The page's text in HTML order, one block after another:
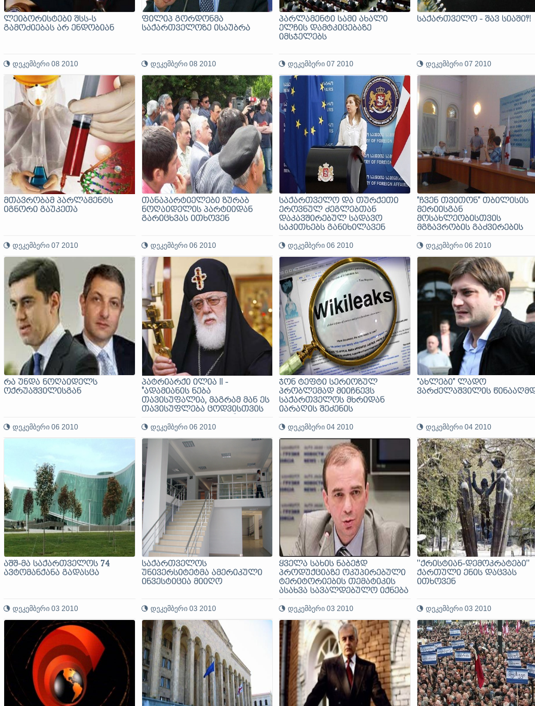
ლეიბორისტები შსს-ს
გამოძიებას არ ენდობიან
დეკემბერი 08 2010
ფილიპ გორდონმა
საქართველოზე ისაუბრა
დეკემბერი 08 2010
პარლამენტი სამი ახალი
ელჩის დამტკიცებაზე
იმსჯელებს
დეკემბერი 07 2010
საქართველო - შავ სიაში?!
დეკემბერი 07 2010
მთავრობამ პარლამენტს
იგნორი გაუკეთა
დეკემბერი 07 2010
თანაპარტიელები ზურაბ
ნოღაიდელის პარტიიდან
გარიცხვას ითხოვენ
დეკემბერი 06 2010
საქართველო და თურქეთი
ეროვნულ ძეგლებთან
დაკავშირებულ სადავო
საკითხებს განიხილავენ
დეკემბერი 06 2010
"ჩვენ თვითონ" თბილისის
მერიისგან
მოსახლეობისთვის
მგზავრობის გაძვირების
ახსნას მოითხოვს
დეკემბერი 06 2010
რა უნდა ნოღაიდელს
ოქრუაშვილისგან
დეკემბერი 06 2010
პატრიარქი ილია II -
"ადამიანის ნება
თავისუფალია, მაგრამ მან ეს
თავისუფლება ცოდვისთვის
დეკემბერი 06 2010
ჯონ ტეფტი სერიოზულ
პრობლემად მიიჩნევს
საქართველოს მხრიდან
იარაღის შეძენის
დეკემბერი 04 2010
"ახლები" ლადო
ვარძელაშვილის
დეკემბერი 04 2010
აშშ-მა საქართველოს 74
ავტომანქანა გადასცა
დეკემბერი 03 2010
საქართველოს
უნივერსიტეტმა ამერიკული
ინვესტიცია მიიღო
დეკემბერი 03 2010
ყველა სახის ნაბეჭდ
პროდუქციაზე ოკუპირებული
ტერიტორიების თემატიკის
ასახვა სავალდებულო იქნება
დეკემბერი 03 2010
''ქრისტიან-დემოკრატები''
ქართული ენის დაცვას
ითხოვენ
დეკემბერი 03 2010